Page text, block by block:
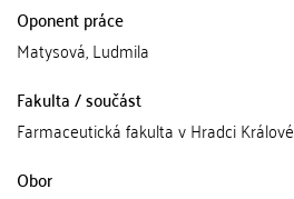
Oponent práce
Matysová, Ludmila
Fakulta / součást
Farmaceutická fakulta v Hradci Králové
Obor